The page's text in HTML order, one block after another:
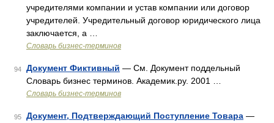
учредителями компании и устав компании или договор
учредителей. Учредительный договор юридического лица
заключается, а …
Словарь бизнес-терминов
94 Документ Фиктивный — См. Документ поддельный
Словарь бизнес терминов. Академик.ру. 2001 …
Словарь бизнес-терминов
95 Документ, Подтверждающий Поступление Товара —